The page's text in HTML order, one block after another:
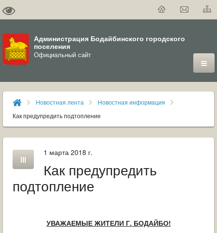
Администрация Бодайбинского городского
поселения
Официальный сайт
ГОРОД
ДУМА
ВЛАСТЬ
ДОКУМЕНТЫ
ОФИЦИАЛЬНЫЙ ВЕСТНИК БОДАЙБО
ОБРАЩЕНИЯ ГРАЖДАН
Новостная лента
Новостная информация
Как предупредить подтопление
1 марта 2018 г.
Как предупредить
подтопление
УВАЖАЕМЫЕ ЖИТЕЛИ Г. БОДАЙБО!